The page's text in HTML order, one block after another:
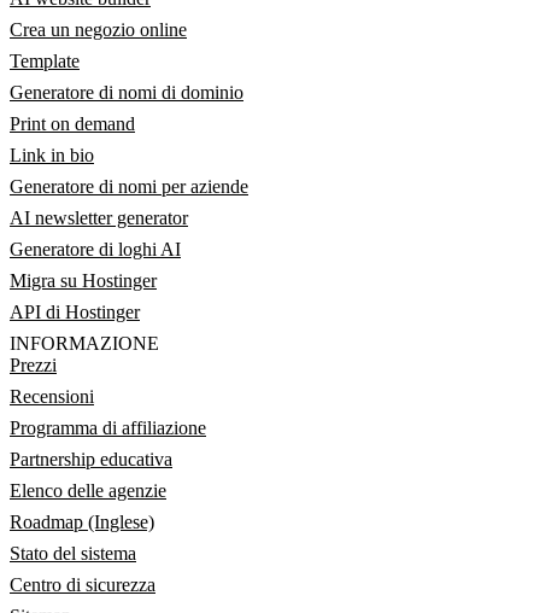
Crea un negozio online
Template
Generatore di nomi di dominio
Print on demand
Link in bio
Generatore di nomi per aziende
AI newsletter generator
Generatore di loghi AI
Migra su Hostinger
API di Hostinger
INFORMAZIONE
Prezzi
Recensioni
Programma di affiliazione
Partnership educativa
Elenco delle agenzie
Roadmap (Inglese)
Stato del sistema
Centro di sicurezza